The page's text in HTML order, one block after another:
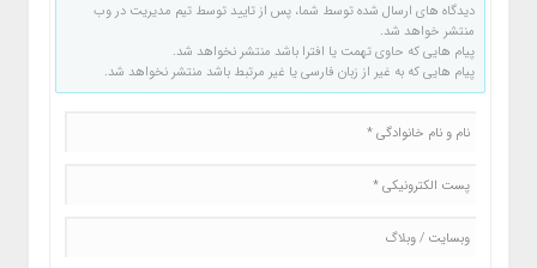
دیدگاه های ارسال شده توسط شما، پس از تایید توسط تیم مدیریت در وب
منتشر خواهد شد.
پیام هایی که حاوی تهمت یا افترا باشد منتشر نخواهد شد.
پیام هایی که به غیر از زبان فارسی یا غیر مرتبط باشد منتشر نخواهد شد.